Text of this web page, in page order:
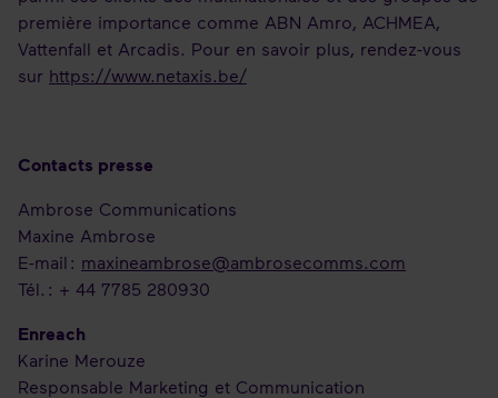
première importance comme ABN Amro, ACHMEA,
Vattenfall et Arcadis. Pour en savoir plus, rendez-vous
sur https://www.netaxis.be/
Contacts presse
Ambrose Communications
Maxine Ambrose
E-mail : maxineambrose@ambrosecomms.com
Tél. : + 44 7785 280930
Enreach
Karine Merouze
Responsable Marketing et Communication